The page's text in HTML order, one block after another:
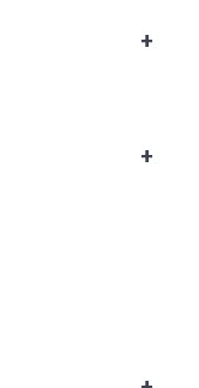
+
+